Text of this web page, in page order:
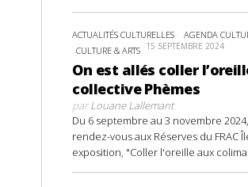
ACTUALITÉS CULTURELLES AGENDA
CULTURE & ARTS 15 SEPTEMBRE 2024
On est allés coller
collective Phèmes
parLouane Lallemant
Du 6 septembre au 3 novembre
rendez-vous aux Réserves du FRAC
exposition, "Coller l'oreille aux